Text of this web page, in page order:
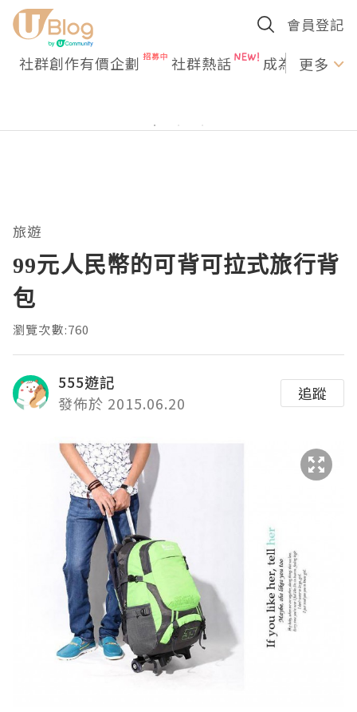
會員登記
社群創作有價企劃 社群熱話 成為U更多
旅遊
99元人民幣的可背可拉式旅行背
包
瀏覽次數:760
555遊記
發佈於 2015.06.20
追蹤